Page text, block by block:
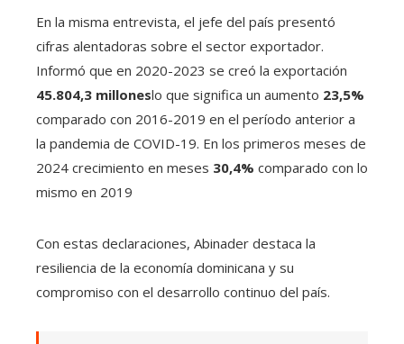
En la misma entrevista, el jefe del país presentó
cifras alentadoras sobre el sector exportador.
Informó que en 2020-2023 se creó la exportación
45.804,3 milloneslo que significa un aumento 23,5%
comparado con 2016-2019 en el período anterior a
la pandemia de COVID-19. En los primeros meses de
2024 crecimiento en meses 30,4% comparado con lo
mismo en 2019
Con estas declaraciones, Abinader destaca la
resiliencia de la economía dominicana y su
compromiso con el desarrollo continuo del país.